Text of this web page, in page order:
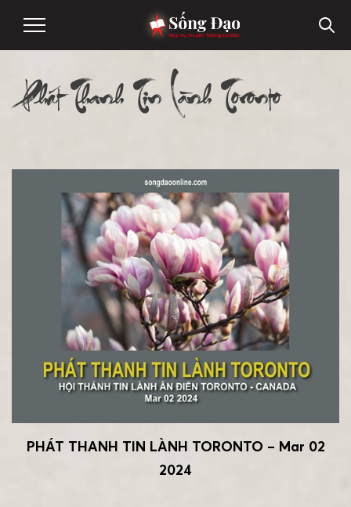
Phát Thanh Tin Lành Toronto
PHÁT THANH TIN LÀNH TORONTO – Mar 02
2024